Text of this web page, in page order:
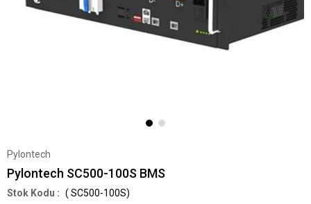
Pylontech
Pylontech SC500-100S BMS
( SC500-100S)